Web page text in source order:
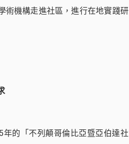
術機構走進社區，進行在地實踐
年的「不列顛哥倫比亞暨亞伯達